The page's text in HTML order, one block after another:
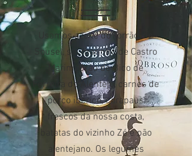
Usamos azeite do Torrão, de
Sousel, sal marinho de Castro
Marim, Grão de Bico de
Ferreira do Alentejo, carnes de
porco ibérico, carapaus
frescos da nossa costa,
batatas do vizinho Zé e pão
alentejano. Os legumes